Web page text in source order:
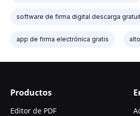
software de firma digital descarga
app de firma electrónica gratis
Productos
Editor de PDF